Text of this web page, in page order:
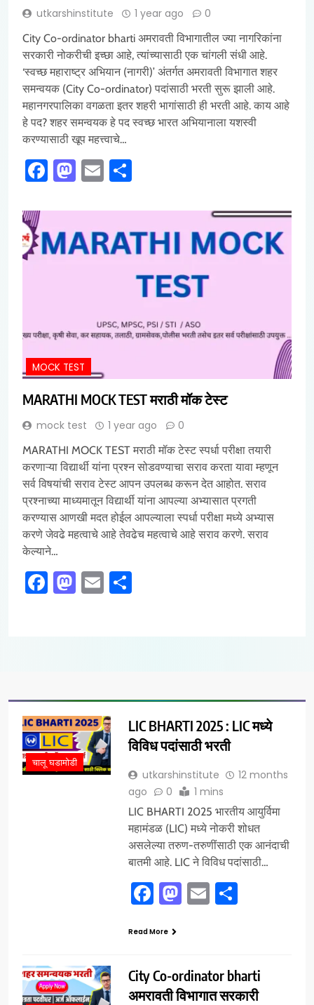
utkarshinstitute 1 year ago 0
City Co-ordinator bharti अमरावती विभागातील ज्या नागरिकांना
सरकारी नोकरीची इच्छा आहे, त्यांच्यासाठी एक चांगली संधी आहे.
‘स्वच्छ महाराष्ट्र अभियान (नागरी)’ अंतर्गत अमरावती विभागात शहर
समन्वयक (City Co-ordinator) पदांसाठी भरती सुरू झाली आहे.
महानगरपालिका वगळता इतर शहरी भागांसाठी ही भरती आहे. काय आहे
हे पद? शहर समन्वयक हे पद स्वच्छ भारत अभियानाला यशस्वी
करण्यासाठी खूप महत्त्वाचे…
Facebook
Mastodon
Email
MOCK TEST
MARATHI MOCK TEST मराठी मॉक टेस्ट
mock test 1 year ago 0
MARATHI MOCK TEST मराठी मॉक टेस्ट स्पर्धा परीक्षा तयारी
करणाऱ्या विद्यार्थी यांना प्रश्न सोडवण्याचा सराव करता यावा म्हणून
सर्व विषयांची सराव टेस्ट आपन उपलब्ध करून देत आहोत. सराव
प्रश्नाच्या माध्यमातून विद्यार्थी यांना आपल्या अभ्यासात प्रगती
करण्यास आणखी मदत होईल आपल्याला स्पर्धा परीक्षा मध्ये अभ्यास
करणे जेवढे महत्वाचे आहे तेवढेच महत्वाचे आहे सराव करणे. सराव
केल्याने…
Facebook
Mastodon
Email
चालू घडामोडी
LIC BHARTI 2025 : LIC मध्ये
विविध पदांसाठी भरती
utkarshinstitute
12 months
ago
0 1 mins
LIC BHARTI 2025 भारतीय आयुर्विमा
महामंडळ (LIC) मध्ये नोकरी शोधत
असलेल्या तरुण-तरुणींसाठी एक आनंदाची
बातमी आहे. LIC ने विविध पदांसाठी…
Facebook
Mastodon
EmailShare
Read More
City Co-ordinator bharti
अमरावती विभागात सरकारी